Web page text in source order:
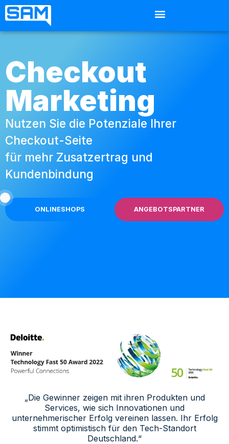
Checkout
Marketing
Nutzen Sie die Potenziale Ihrer
Checkout-Seite
für mehr Zusatzertrag und
Kundenbindung
ONLINESHOPS ANGEBOTSPARTNER
„Die Gewinner zeigen mit ihren Produkten und
Services, wie sich Innovationen und
unternehmerischer Erfolg vereinen lassen. Ihr Erfolg
stimmt optimistisch für den Tech-Standort
Deutschland.“